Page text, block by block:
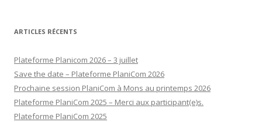
ARTICLES RÉCENTS
Plateforme Planicom 2026 – 3 juillet
Save the date – Plateforme PlaniCom 2026
Prochaine session PlaniCom à Mons au printemps 2026
Plateforme PlaniCom 2025 – Merci aux participant(e)s.
Plateforme PlaniCom 2025